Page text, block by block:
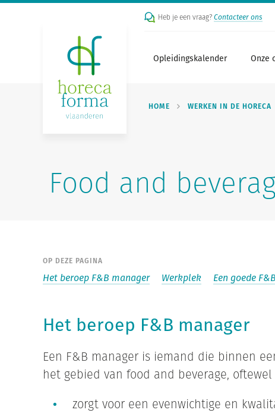
Heb je een vraag?Contacteer ons
Opleidingskalender Onze
HOME WERKEN IN DE HORECA
Food and
OP DEZE PAGINA
Het beroep F&B manager Werkplek Een goede
Het beroep F&B manager
Een F&B manager is iemand die binnen
het gebied van food and beverage,
zorgt voor een evenwichtige en